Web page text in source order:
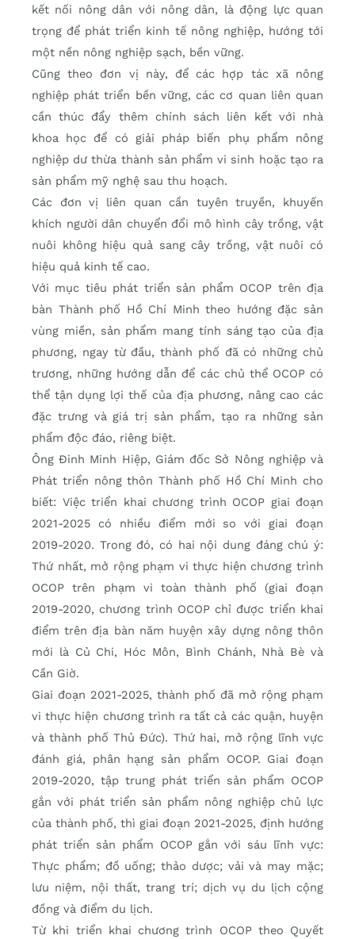
kết nối nông dân với nông dân, là động lực quan
trọng để phát triển kinh tế nông nghiệp, hướng tới
một nền nông nghiệp sạch, bền vững.
Cũng theo đơn vị này, để các hợp tác xã nông
nghiệp phát triển bền vững, các cơ quan liên quan
cần thúc đẩy thêm chính sách liên kết với nhà
khoa học để có giải pháp biến phụ phẩm nông
nghiệp dư thừa thành sản phẩm vi sinh hoặc tạo ra
sản phẩm mỹ nghệ sau thu hoạch.
Các đơn vị liên quan cần tuyên truyền, khuyến
khích người dân chuyển đổi mô hình cây trồng, vật
nuôi không hiệu quả sang cây trồng, vật nuôi có
hiệu quả kinh tế cao.
Với mục tiêu phát triển sản phẩm OCOP trên địa
bàn Thành phố Hồ Chí Minh theo hướng đặc sản
vùng miền, sản phẩm mang tính sáng tạo của địa
phương, ngay từ đầu, thành phố đã có những chủ
trương, những hướng dẫn để các chủ thể OCOP có
thể tận dụng lợi thế của địa phương, nâng cao các
đặc trưng và giá trị sản phẩm, tạo ra những sản
phẩm độc đáo, riêng biệt.
Ông Đinh Minh Hiệp, Giám đốc Sở Nông nghiệp và
Phát triển nông thôn Thành phố Hồ Chí Minh cho
biết: Việc triển khai chương trình OCOP giai đoạn
2021-2025 có nhiều điểm mới so với giai đoạn
2019-2020. Trong đó, có hai nội dung đáng chú ý:
Thứ nhất, mở rộng phạm vi thực hiện chương trình
OCOP trên phạm vi toàn thành phố (giai đoạn
2019-2020, chương trình OCOP chỉ được triển khai
điểm trên địa bàn năm huyện xây dựng nông thôn
mới là Củ Chi, Hóc Môn, Bình Chánh, Nhà Bè và
Cần Giờ.
Giai đoạn 2021-2025, thành phố đã mở rộng phạm
vi thực hiện chương trình ra tất cả các quận, huyện
và thành phố Thủ Đức). Thứ hai, mở rộng lĩnh vực
đánh giá, phân hạng sản phẩm OCOP. Giai đoạn
2019-2020, tập trung phát triển sản phẩm OCOP
gắn với phát triển sản phẩm nông nghiệp chủ lực
của thành phố, thì giai đoạn 2021-2025, định hướng
phát triển sản phẩm OCOP gắn với sáu lĩnh vực:
Thực phẩm; đồ uống; thảo dược; vải và may mặc;
lưu niệm, nội thất, trang trí; dịch vụ du lịch cộng
đồng và điểm du lịch.
Từ khi triển khai chương trình OCOP theo Quyết